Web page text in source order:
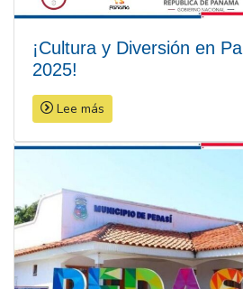
¡Cultura y Diversión en
2025!
Lee más